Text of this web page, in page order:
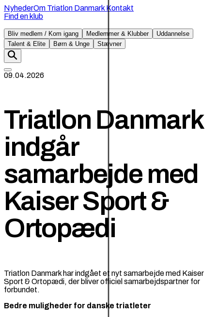
NyhederOm Triatlon Danmark Kontakt
Find en klub
Bliv medlem / Kom igang Medlemmer & Klubber
Uddannelse
Talent & Elite
Børn & Unge Stævner
09.04.2026
Triatlon Danmark
indgår
samarbejde med
Kaiser Sport &
Ortopædi
Triatlon Danmark har indgået et nyt samarbejde med Kaiser
Sport & Ortopædi, der bliver officiel samarbejdspartner for
forbundet.
Bedre muligheder for danske triatleter